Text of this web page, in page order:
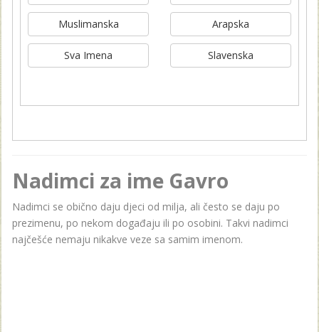
Muslimanska Arapska
Sva Imena Slavenska
Nadimci za ime Gavro
Nadimci se obično daju djeci od milja, ali često se daju po
prezimenu, po nekom događaju ili po osobini. Takvi nadimci
najčešće nemaju nikakve veze sa samim imenom.